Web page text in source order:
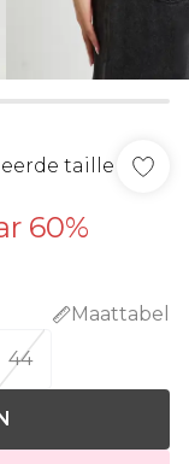
taille
60%
Maattabel
44